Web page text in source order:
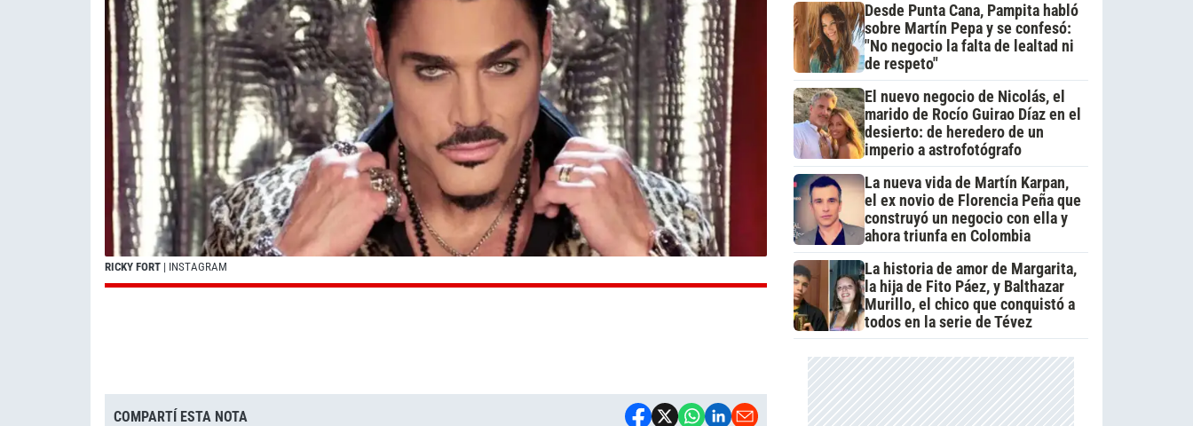
RICKY FORT | INSTAGRAM
COMPARTÍ ESTA NOTA
Desde Punta Cana, Pampita habló
sobre Martín Pepa y se confesó:
"No negocio la falta de lealtad ni
de respeto"
El nuevo negocio de Nicolás, el
marido de Rocío Guirao Díaz en el
desierto: de heredero de un
imperio a astrofotógrafo
La nueva vida de Martín Karpan,
el ex novio de Florencia Peña que
construyó un negocio con ella y
ahora triunfa en Colombia
La historia de amor de Margarita,
la hija de Fito Páez, y Balthazar
Murillo, el chico que conquistó a
todos en la serie de Tévez